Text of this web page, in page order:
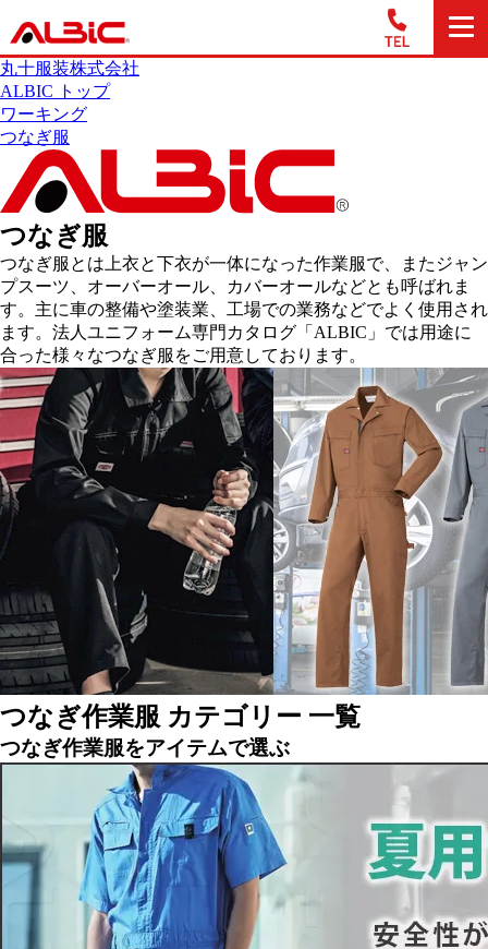
丸十服装株式会社
ALBIC トップ
ワーキング
つなぎ服
つなぎ服
つなぎ服とは上衣と下衣が一体になった作業服で、またジャン
プスーツ、オーバーオール、カバーオールなどとも呼ばれま
す。主に車の整備や塗装業、工場での業務などでよく使用され
ます。法人ユニフォーム専門カタログ「ALBIC」では用途に
合った様々なつなぎ服をご用意しております。
つなぎ作業服 カテゴリー 一覧
つなぎ作業服をアイテムで選ぶ